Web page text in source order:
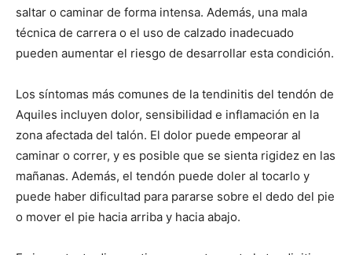
saltar o caminar de forma intensa. Además, una mala
técnica de carrera o el uso de calzado inadecuado
pueden aumentar el riesgo de desarrollar esta condición.
Los síntomas más comunes de la tendinitis del tendón de
Aquiles incluyen dolor, sensibilidad e inflamación en la
zona afectada del talón. El dolor puede empeorar al
caminar o correr, y es posible que se sienta rigidez en las
mañanas. Además, el tendón puede doler al tocarlo y
puede haber dificultad para pararse sobre el dedo del pie
o mover el pie hacia arriba y hacia abajo.